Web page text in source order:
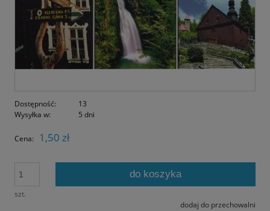
Dostępność:
13
Wysyłka w:
5 dni
Cena: 1,50 zł
szt.
do koszyka
dodaj do przechowalni